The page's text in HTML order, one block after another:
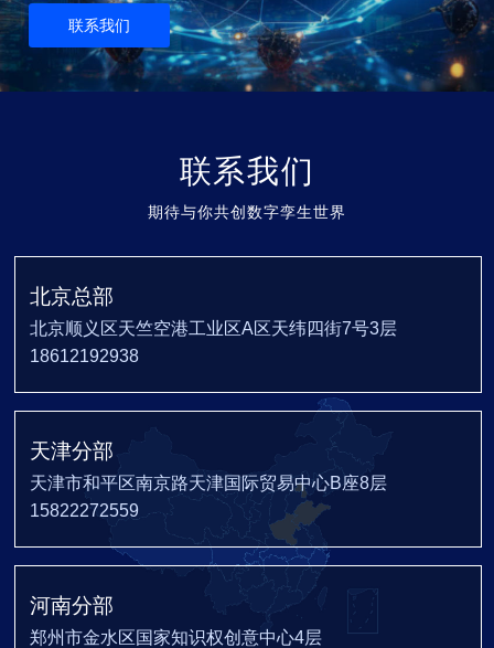
联系我们
联系我们
期待与你共创数字孪生世界
北京总部
北京顺义区天竺空港工业区A区天纬四街7号3层
18612192938
天津分部
天津市和平区南京路天津国际贸易中心B座8层
15822272559
河南分部
郑州市金水区国家知识权创意中心4层